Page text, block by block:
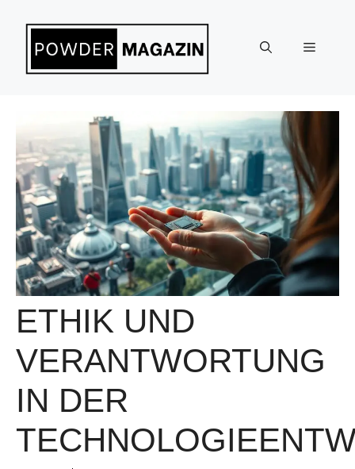
Inhalt
springen
Menü
ETHIK UND
VERANTWORTUNG
IN DER